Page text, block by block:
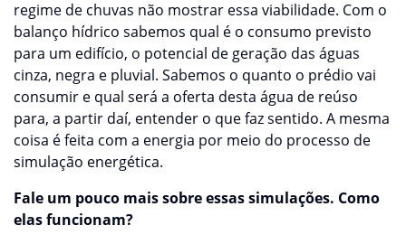
regime de chuvas não mostrar essa viabilidade. Com o
balanço hídrico sabemos qual é o consumo previsto
para um edifício, o potencial de geração das águas
cinza, negra e pluvial. Sabemos o quanto o prédio vai
consumir e qual será a oferta desta água de reúso
para, a partir daí, entender o que faz sentido. A mesma
coisa é feita com a energia por meio do processo de
simulação energética.
Fale um pouco mais sobre essas simulações. Como
elas funcionam?